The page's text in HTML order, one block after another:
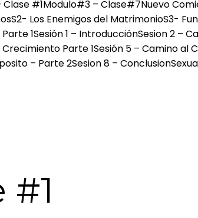
#1Modulo#3 – Clase#7Nuevo
S2- Los Enemigos del MatrimonioS3-
1Sesión 1 – IntroducciónSesion 2 –
Parte 1Sesión 5 – Camino al
– Parte 2Sesion 8 – Conclusion